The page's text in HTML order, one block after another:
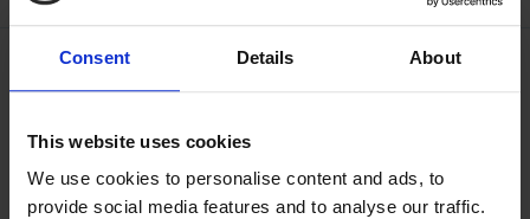
Consent Details About
This website uses cookies
We use cookies to personalise content and ads, to
provide social media features and to analyse our traffic.